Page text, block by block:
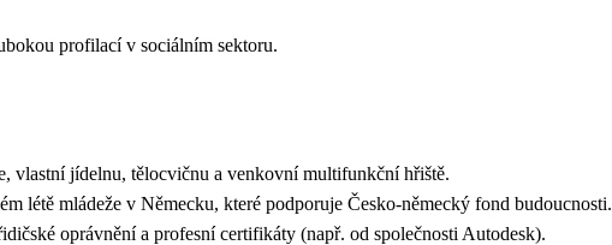
profilací v sociálním sektoru.
vlastní jídelnu, tělocvičnu a venkovní multifunkční hřiště.
létě mládeže v Německu, které podporuje Česko-německý fond budoucnosti.
oprávnění a profesní certifikáty (např. od společnosti Autodesk).